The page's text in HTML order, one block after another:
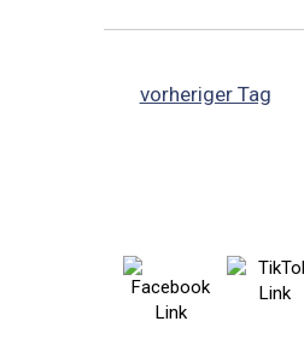
vorheriger Tag